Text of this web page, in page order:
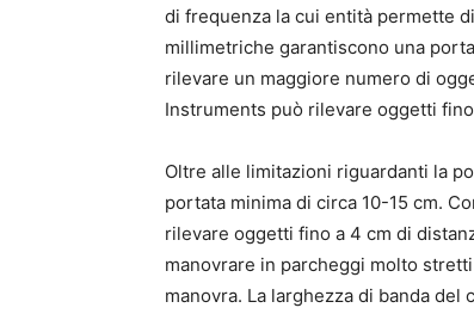
di frequenza la cui entità permette
millimetriche garantiscono una
rilevare un maggiore numero di
Instruments può rilevare oggetti
Oltre alle limitazioni riguardanti la
portata minima di circa 10-15 cm.
rilevare oggetti fino a 4 cm di
manovrare in parcheggi molto
manovra. La larghezza di banda